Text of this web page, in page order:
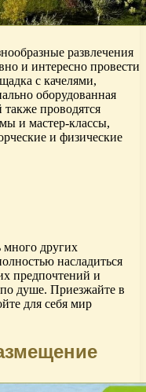
развлечения
и интересно провести
с качелями,
оборудованная
также проводятся
и мастер-классы,
и физические
много других
насладиться
предпочтений и
по душе. Приезжайте в
для себя мир